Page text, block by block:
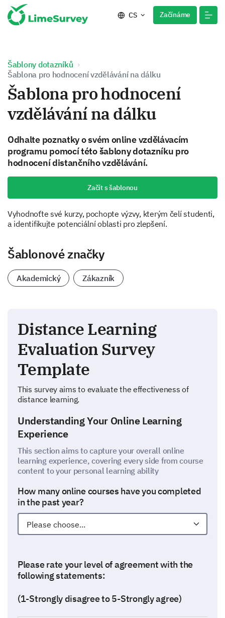
CS Začínáme
Šablony dotazníků
Šablona pro hodnocení vzdělávání na dálku
Šablona pro hodnocení
vzdělávání na dálku
Odhalte poznatky o svém online vzdělávacím
programu pomocí této šablony dotazníku pro
hodnocení distančního vzdělávání.
Začít s šablonou
Vyhodnoťte své kurzy, pochopte výzvy, kterým čelí studenti,
a identifikujte potenciální oblasti pro zlepšení.
Šablonové značky
Akademický Zákazník
Distance Learning
Evaluation Survey
Template
This survey aims to evaluate the effectiveness of
distance learning.
Understanding Your Online Learning
Experience
This section aims to capture your overall online
learning experience, covering every side from course
content to your personal learning ability
How many online courses have you completed
in the past year?
Please rate your level of agreement with the
following statements:
(1-Strongly disagree to 5-Strongly agree)